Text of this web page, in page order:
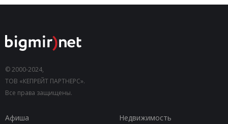
© 2000-2024,
ТОВ «КЕПРЕЙТ ПАРТНЕРС».
Все права защищены.
Афиша
Недвижимость